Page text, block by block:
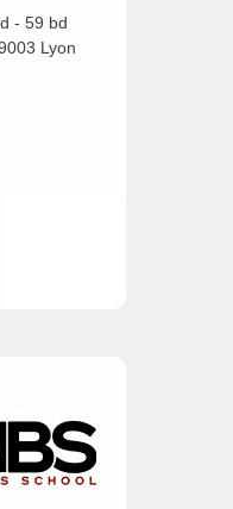
- 59 bd
Lyon